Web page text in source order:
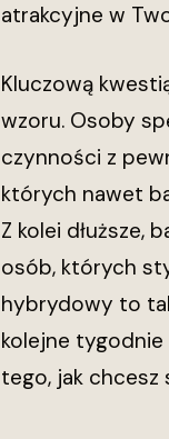
atrakcyjne w
Kluczową
wzoru. Osoby
czynności z
których nawet
Z kolei dłuższe,
osób, których
hybrydowy to
kolejne
tego, jak chcesz